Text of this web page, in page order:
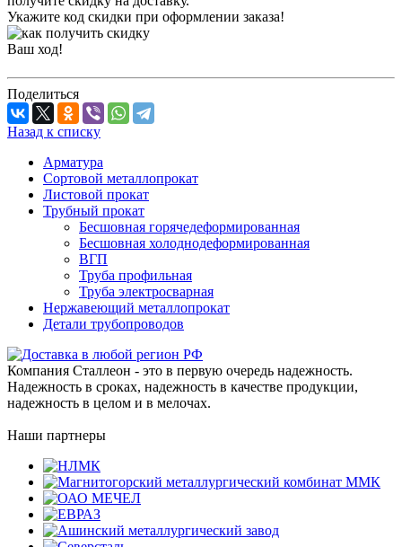
Укажите код скидки при оформлении заказа!
Ваш ход!
Поделиться
Назад к списку
Арматура
Сортовой металлопрокат
Листовой прокат
Трубный прокат
Бесшовная горячедеформированная
Бесшовная холоднодеформированная
ВГП
Труба профильная
Труба электросварная
Нержавеющий металлопрокат
Детали трубопроводов
Компания Сталлеон - это в первую очередь надежность.
Надежность в сроках, надежность в качестве продукции,
надежность в целом и в мелочах.
Наши партнеры